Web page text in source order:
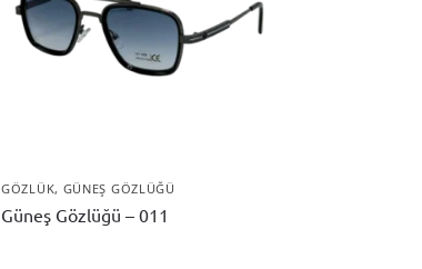
GÖZLÜK, GÜNEŞ GÖZLÜĞÜ
Güneş Gözlüğü – 011